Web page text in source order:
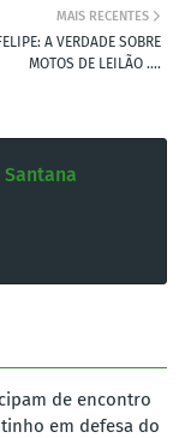
MAIS RECENTES
A VERDADE SOBRE
MOTOS DE LEILÃO ....
de encontro
em defesa do